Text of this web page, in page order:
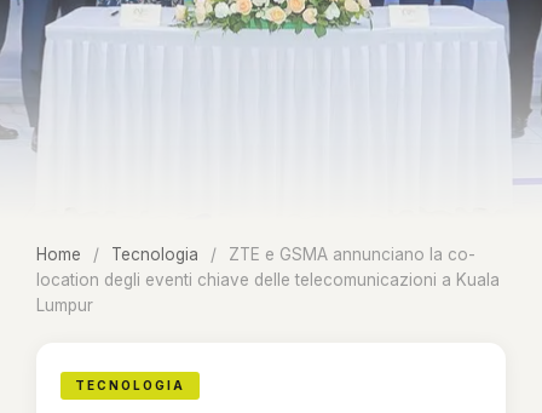
Home / Tecnologia /
ZTE e GSMA annunciano la co-
location degli eventi chiave delle telecomunicazioni a Kuala
Lumpur
TECNOLOGIA